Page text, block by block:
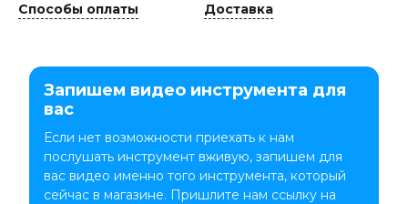
Способы оплаты Доставка
Запишем видео инструмента для
вас
Если нет возможности приехать к нам
послушать инструмент вживую, запишем для
вас видео именно того инструмента, который
сейчас в магазине. Пришлите нам ссылку на